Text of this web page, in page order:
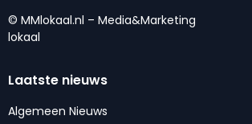
© MMlokaal.nl – Media&Marketing
lokaal
Laatste nieuws
Algemeen Nieuws